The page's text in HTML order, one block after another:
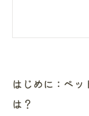
安心のた
の配慮とは
はじめに：ペッ
は？